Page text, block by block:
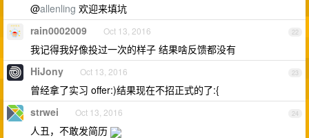
@allenling 欢迎来填坑
22
rain0002009 Oct 13, 2016
我记得我好像投过一次的样子 结果啥反馈都没有
23
HiJony Oct 13, 2016
曾经拿了实习 offer:)结果现在不招正式的了:{
24
strwei Oct 13, 2016
人丑，不敢发简历